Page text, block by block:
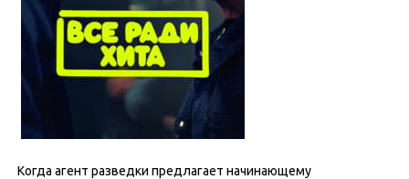
Когда агент разведки предлагает начинающему